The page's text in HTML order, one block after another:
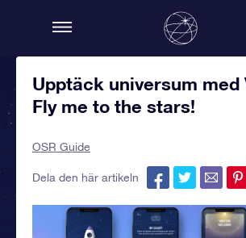
Upptäck universum med
Fly me to the stars!
OSR Guide
Dela den här artikeln